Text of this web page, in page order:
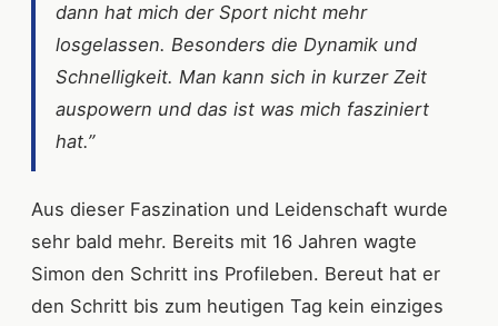
dann hat mich der Sport nicht mehr
losgelassen. Besonders die Dynamik und
Schnelligkeit. Man kann sich in kurzer Zeit
auspowern und das ist was mich fasziniert
hat.”
Aus dieser Faszination und Leidenschaft wurde
sehr bald mehr. Bereits mit 16 Jahren wagte
Simon den Schritt ins Profileben. Bereut hat er
den Schritt bis zum heutigen Tag kein einziges